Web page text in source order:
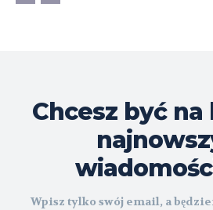
Chcesz być na
Wpisz tylko swój email, a